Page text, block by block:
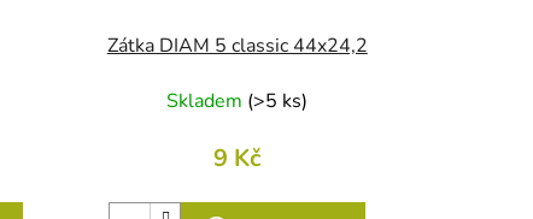
Zátka DIAM 5 classic 44x24,2
Skladem (>5 ks)
9 Kč